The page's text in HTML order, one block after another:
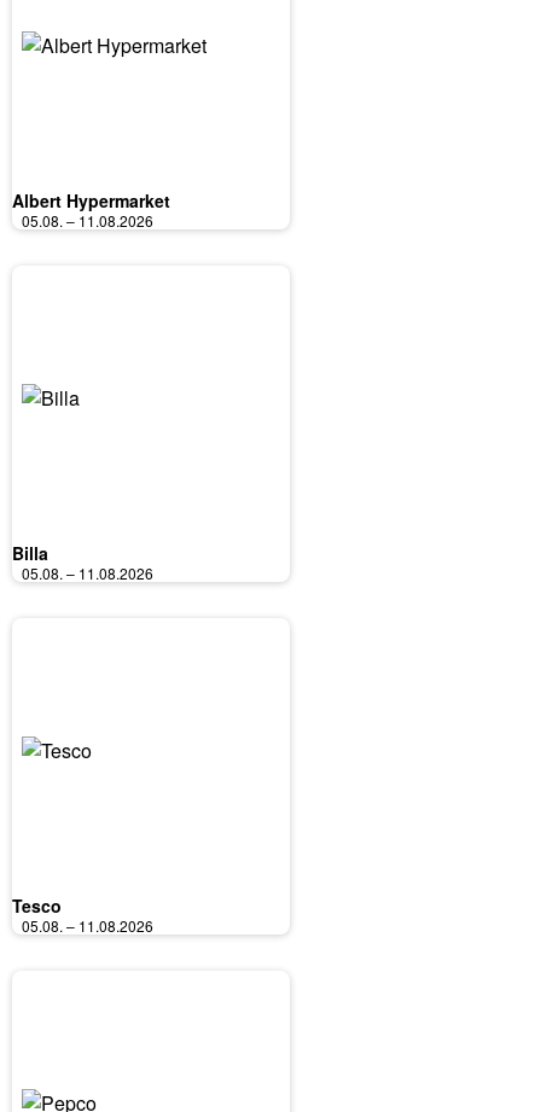
Albert Hypermarket
05.08. – 11.08.2026
Billa
05.08. – 11.08.2026
Tesco
05.08. – 11.08.2026